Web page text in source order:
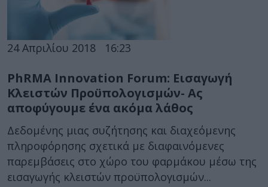
24 Απριλίου 2018 16:23
PhRMA Innovation Forum: Εισαγωγή
Κλειστών Προϋπολογισμών- Aς
αποφύγουμε ένα ακόμα λάθος
Δεδομένης μιας συζήτησης και διαχεόμενης
πληροφόρησης σχετικά με διαφαινόμενες
παρεμβάσεις στο χώρο του φαρμάκου μέσω της
εισαγωγής κλειστών προϋπολογισμών...